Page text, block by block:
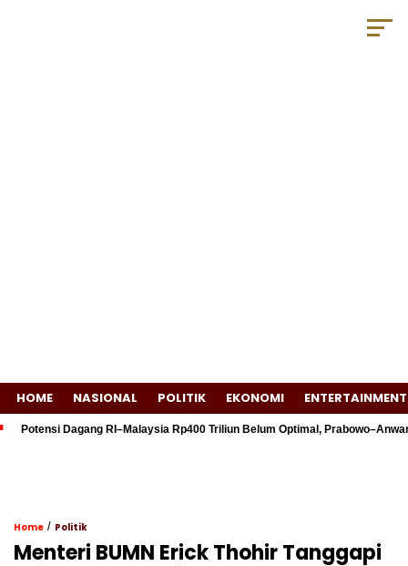
HOME NASIONAL POLITIK EKONOMI ENTERTAINMENT
Potensi Dagang RI–Malaysia Rp400 Triliun Belum Optimal,
Home / Politik
Menteri BUMN Erick Thohir Tanggapi